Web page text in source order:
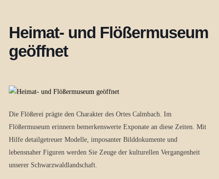
Heimat- und Flößermuseum
geöffnet
Die Flößerei prägte den Charakter des Ortes Calmbach. Im
Flößermuseum erinnern bemerkenswerte Exponate an diese Zeiten. Mit
Hilfe detailgetreuer Modelle, imposanter Bilddokumente und
lebensnaher Figuren werden Sie Zeuge der kulturellen Vergangenheit
unserer Schwarzwaldlandschaft.